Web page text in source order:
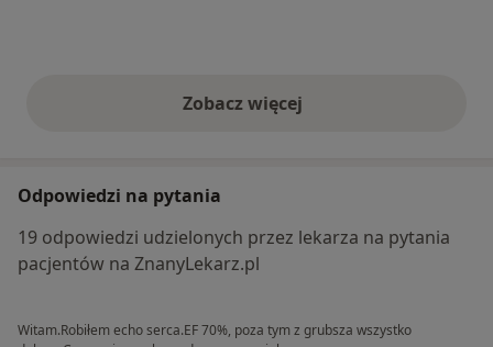
Zobacz więcejopinie powyżej
Odpowiedzi na pytania
19 odpowiedzi udzielonych przez lekarza na pytania
pacjentów na ZnanyLekarz.pl
Witam.Robiłem echo serca.EF 70%, poza tym z grubsza wszystko